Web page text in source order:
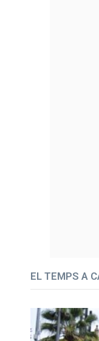
EL TEMPS A